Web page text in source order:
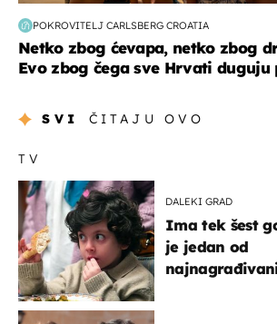
POKROVITELJ CARLSBERG CROATIA
Netko zbog ćevapa, netko zbog
Evo zbog čega sve Hrvati duguju
SVI ČITAJU OVO
TV
DALEKI GRAD
Ima tek šest
je jedan od